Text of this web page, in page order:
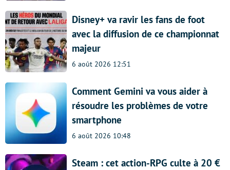
Disney+ va ravir les fans de foot
avec la diffusion de ce championnat
majeur
6 août 2026 12:51
Comment Gemini va vous aider à
résoudre les problèmes de votre
smartphone
6 août 2026 10:48
Steam : cet action-RPG culte à 20 €